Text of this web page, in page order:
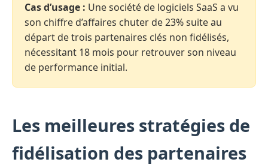
Cas d’usage : Une société de logiciels SaaS a vu
son chiffre d’affaires chuter de 23% suite au
départ de trois partenaires clés non fidélisés,
nécessitant 18 mois pour retrouver son niveau
de performance initial.
Les meilleures stratégies de
fidélisation des partenaires